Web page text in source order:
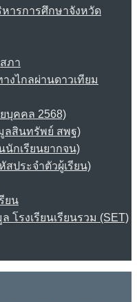
ารการศึกษาจังหวัด
ภา
งไกลผ่านดาวเทียม
บุคคล 2568)
ลสินทรัพย์ สพฐ)
นักเรียนยากจน)
สประจำตัวผู้เรียน)
ยน
โรงเรียนเรียนรวม (SET)